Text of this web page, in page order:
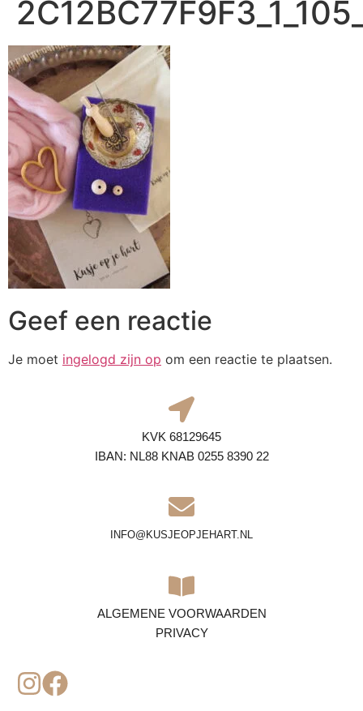
Geef een reactie
Je moet ingelogd zijn op om een reactie te plaatsen.
KVK 68129645
IBAN: NL88 KNAB 0255 8390 22
INFO@KUSJEOPJEHART.NL
ALGEMENE VOORWAARDEN
PRIVACY